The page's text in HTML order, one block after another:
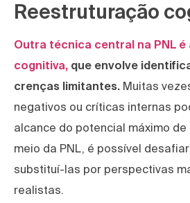
Reestruturação
Outra técnica central na PNL
cognitiva, que envolve
crenças limitantes. Muitas
negativos ou críticas internas
alcance do potencial máximo de
meio da PNL, é possível
substituí-las por perspectivas
realistas.